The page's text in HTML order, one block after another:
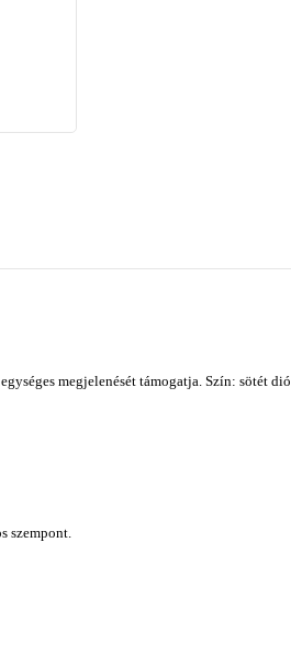
megjelenését támogatja. Szín: sötét dió.
szempont.